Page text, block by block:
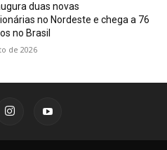
duas novas
no Nordeste e chega a 76
no Brasil
de 2026